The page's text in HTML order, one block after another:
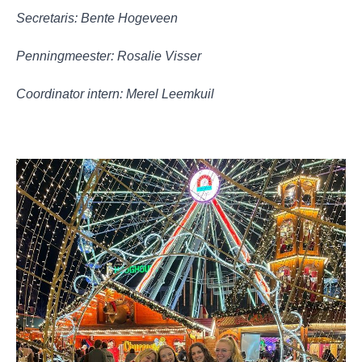
Secretaris: Bente Hogeveen
Penningmeester: Rosalie Visser
Coordinator intern: Merel Leemkuil